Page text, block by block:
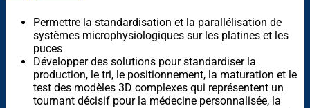
Permettre la standardisation et la parallélisation de
systèmes microphysiologiques sur les platines et les
puces
Développer des solutions pour standardiser la
production, le tri, le positionnement, la maturation et le
test des modèles 3D complexes qui représentent un
tournant décisif pour la médecine personnalisée, la